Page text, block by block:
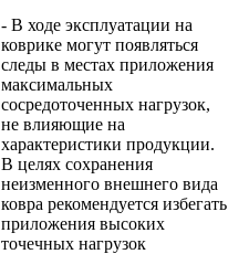
- В ходе эксплуатации на
коврике могут появляться
следы в местах приложения
максимальных
сосредоточенных нагрузок,
не влияющие на
характеристики продукции.
В целях сохранения
неизменного внешнего вида
ковра рекомендуется избегать
приложения высоких
точечных нагрузок